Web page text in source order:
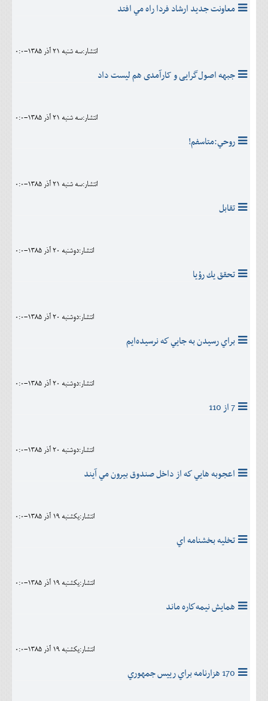
معاونت جديد ارشاد فردا راه مي افتد
انتشار:سه شنبه 21 آذر 1385-0:0
جبهه اصول‌گرایی و کارآمدی هم ليست داد
انتشار:سه شنبه 21 آذر 1385-0:0
روحي:متاسفم!
انتشار:سه شنبه 21 آذر 1385-0:0
تقابل
انتشار:دوشنبه 20 آذر 1385-0:0
تحقق يك رؤيا
انتشار:دوشنبه 20 آذر 1385-0:0
براي رسيدن به جايي كه نرسيده‌ايم
انتشار:دوشنبه 20 آذر 1385-0:0
7 از 110
انتشار:دوشنبه 20 آذر 1385-0:0
اعجوبه هايي كه از داخل صندوق بيرون مي آيند
انتشار:يکشنبه 19 آذر 1385-0:0
تخليه بخشنامه اي
انتشار:يکشنبه 19 آذر 1385-0:0
همايش نيمه‌كاره ماند
انتشار:يکشنبه 19 آذر 1385-0:0
170 هزارنامه براي رييس جمهوري